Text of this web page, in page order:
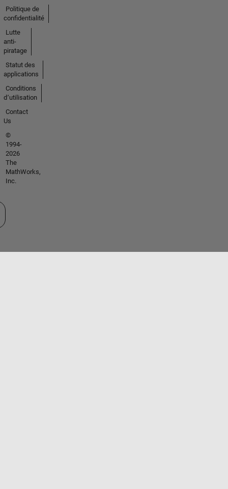
Politique de
confidentialité
Lutte
anti-
piratage
Statut des
applications
Conditions
d՚utilisation
Contact
Us
©
1994-
2026
The
MathWorks,
Inc.
un site web